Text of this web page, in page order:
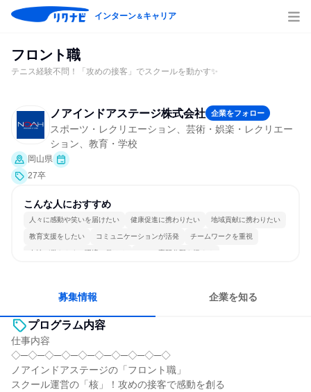
インターン＆キャリア
フロント職
テニス経験不問！「攻めの接客」でスクールを動かす✨
ノアインドアステージ株式会社 企業をフォロー
スポーツ・レクリエーション、芸術・娯楽・レクリエー
ション、教育・学校
岡山県
27卒
こんな人におすすめ
人々に感動や笑いを届けたい 健康促進に携わりたい 地域貢献に携わりたい
教育支援をしたい コミュニケーションが活発 チームワークを重視
女性が働きやすい環境で働ける 一つの専門分野を極める
募集情報 企業を知る
プログラム内容
仕事内容
◇─◇─◇─◇─◇─◇─◇─◇─◇─◇
ノアインドアステージの「フロント職」
スクール運営の「核」！攻めの接客で感動を創る